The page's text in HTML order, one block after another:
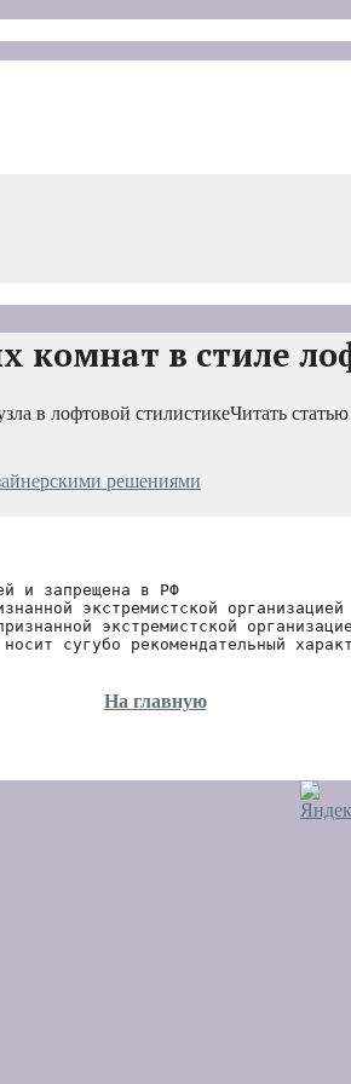
комнат в стиле
в лофтовой стилистикеЧитать
решениями
и запрещена в РФ
экстремистской
экстремистской
сугубо рекомендательный
На главную